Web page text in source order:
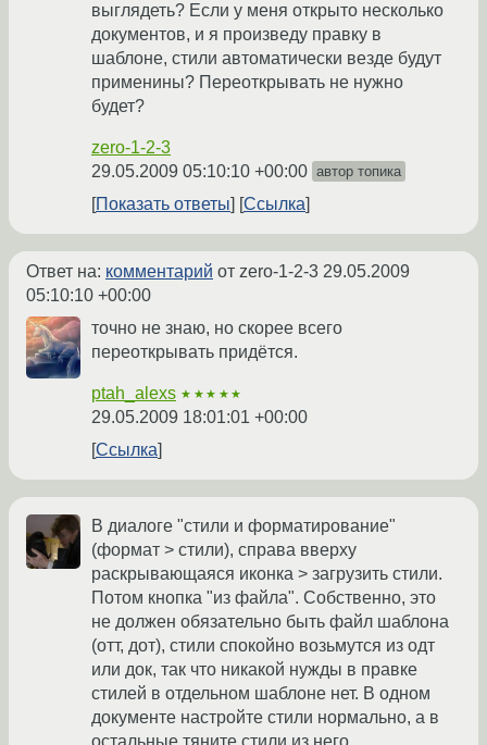
выглядеть? Если у меня открыто несколько
документов, и я произведу правку в
шаблоне, стили автоматически везде будут
применины? Переоткрывать не нужно
будет?
zero-1-2-3
29.05.2009 05:10:10 +00:00 автор топика
Показать ответы Ссылка
Ответ на: комментарий от zero-1-2-3 29.05.2009
05:10:10 +00:00
точно не знаю, но скорее всего
переоткрывать придётся.
ptah_alexs ★★★★★
29.05.2009 18:01:01 +00:00
Ссылка
В диалоге "стили и форматирование"
(формат > стили), справа вверху
раскрывающаяся иконка > загрузить стили.
Потом кнопка "из файла". Собственно, это
не должен обязательно быть файл шаблона
(отт, дот), стили спокойно возьмутся из одт
или док, так что никакой нужды в правке
стилей в отдельном шаблоне нет. В одном
документе настройте стили нормально, а в